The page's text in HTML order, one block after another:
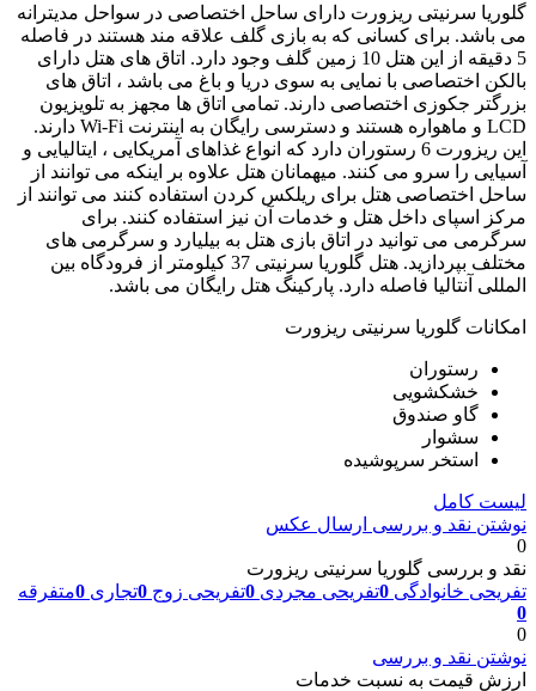
گلوریا سرنیتی ریزورت دارای ساحل اختصاصی در سواحل مدیترانه
می باشد. برای کسانی که به بازی گلف علاقه مند هستند در فاصله
5 دقیقه از این هتل 10 زمین گلف وجود دارد. اتاق های هتل دارای
بالکن اختصاصی با نمایی به سوی دریا و باغ می باشد ، اتاق های
بزرگتر جکوزی اختصاصی دارند. تمامی اتاق ها مجهز به تلویزیون
LCD و ماهواره هستند و دسترسی رایگان به اینترنت Wi-Fi دارند.
این ریزورت 6 رستوران دارد که انواع غذاهای آمریکایی ، ایتالیایی و
آسیایی را سرو می کنند. میهمانان هتل علاوه بر اینکه می توانند از
ساحل اختصاصی هتل برای ریلکس کردن استفاده کنند می توانند از
مرکز اسپای داخل هتل و خدمات آن نیز استفاده کنند. برای
سرگرمی می توانید در اتاق بازی هتل به بیلیارد و سرگرمی های
مختلف بپردازید. هتل گلوریا سرنیتی 37 کیلومتر از فرودگاه بین
المللی آنتالیا فاصله دارد. پارکینگ هتل رایگان می باشد.
امکانات گلوریا سرنیتی ریزورت
رستوران
خشکشویی
گاو صندوق
سشوار
استخر سرپوشیده
لیست کامل
نوشتن نقد و بررسی ارسال عکس
0
نقد و بررسی گلوریا سرنیتی ریزورت
تفریحی خانوادگی 0تفریحی مجردی 0تفریحی زوج 0تجاری 0متفرقه
0
0
نوشتن نقد و بررسی
ارزش قیمت به نسبت خدمات